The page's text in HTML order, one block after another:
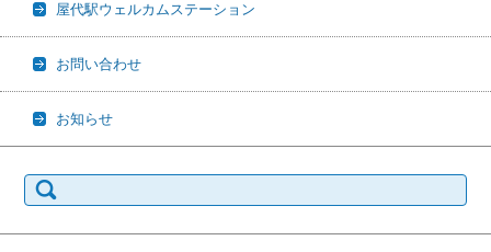
屋代駅ウェルカムステーション
お問い合わせ
お知らせ
索: